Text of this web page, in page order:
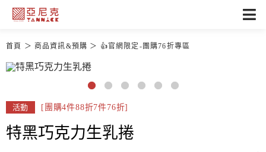
首頁 商品資訊&預購 👍官網限定-團購76折專區
活動 [團購4件88折7件76折]
特黑巧克力生乳捲